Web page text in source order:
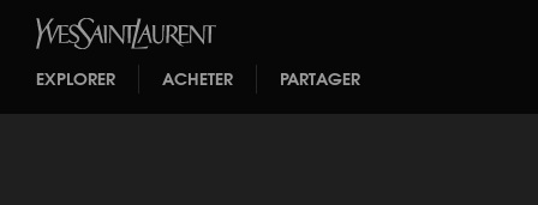
EXPLORER ACHETER PARTAGER